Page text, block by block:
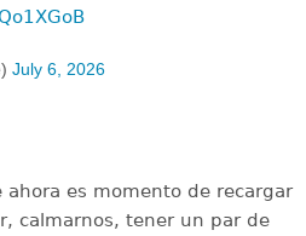
July 6, 2026
ahora es momento de recargar
calmarnos, tener un par de